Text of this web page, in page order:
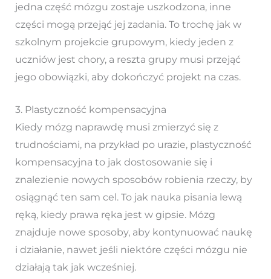
jedna część mózgu zostaje uszkodzona, inne
części mogą przejąć jej zadania. To trochę jak w
szkolnym projekcie grupowym, kiedy jeden z
uczniów jest chory, a reszta grupy musi przejąć
jego obowiązki, aby dokończyć projekt na czas.
3. Plastyczność kompensacyjna
Kiedy mózg naprawdę musi zmierzyć się z
trudnościami, na przykład po urazie, plastyczność
kompensacyjna to jak dostosowanie się i
znalezienie nowych sposobów robienia rzeczy, by
osiągnąć ten sam cel. To jak nauka pisania lewą
ręką, kiedy prawa ręka jest w gipsie. Mózg
znajduje nowe sposoby, aby kontynuować naukę
i działanie, nawet jeśli niektóre części mózgu nie
działają tak jak wcześniej.